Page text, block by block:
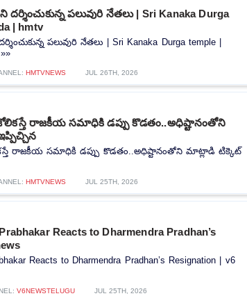
దర్శించుకున్న పలువురి నేతలు | Sri Kanaka Durga
| hmtv
పలువురి నేతలు | Sri Kanaka Durga temple |
HMTVNEWS JUL 26TH, 2026
రాజకీయ సమాధికి డప్పు కొడతం..అధిష్టానంతోని
రాజకీయ సమాధికి డప్పు కొడతం..అధిష్టానంతోని మాట్లాడి టిక్కెట్
HMTVNEWS JUL 25TH, 2026
Reacts to Dharmendra Pradhan’s
Reacts to Dharmendra Pradhan’s Resignation | v6
V6NEWSTELUGU JUL 25TH, 2026